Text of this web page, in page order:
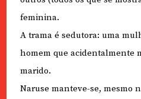
feminina.
A trama é sedutora: uma
homem que acidentalmente
marido.
Naruse manteve-se, mesmo